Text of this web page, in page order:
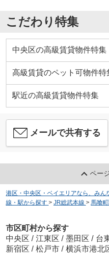
こだわり特集
中央区の高級賃貸物件特集
高級賃貸のペット可物件特
駅近の高級賃貸物件特集
メールで共有する
ペー
港区・中央区・ベイエリアなら、みん
線・駅から探す > JR総武本線 > 馬喰
市区町村から探す
中央区 / 江東区 / 墨田区 / 台
新宿区 / 松戸市 / 横浜市港北